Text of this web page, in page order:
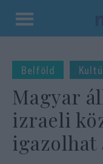
Kilépés
tartalomba
Belföld
Magyar
izraeli
igazolhat